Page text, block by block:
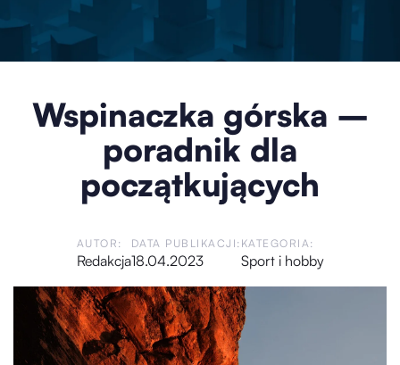
Wspinaczka górska –
poradnik dla
początkujących
AUTOR:
Redakcja
DATA PUBLIKACJI:
18.04.2023
KATEGORIA:
Sport i hobby